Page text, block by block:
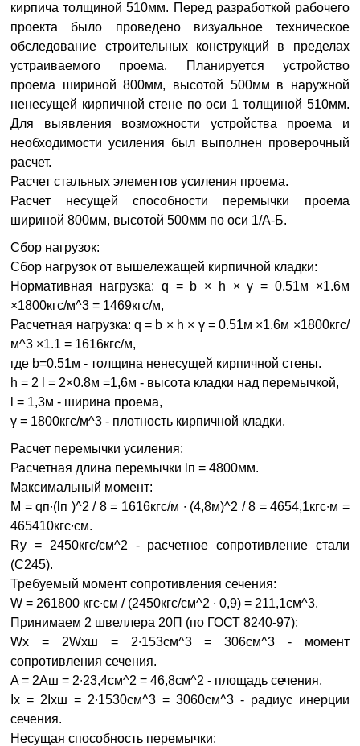
кирпича толщиной 510мм. Перед разработкой рабочего
проекта было проведено визуальное техническое
обследование строительных конструкций в пределах
устраиваемого проема. Планируется устройство
проема шириной 800мм, высотой 500мм в наружной
ненесущей кирпичной стене по оси 1 толщиной 510мм.
Для выявления возможности устройства проема и
необходимости усиления был выполнен проверочный
расчет.
Расчет стальных элементов усиления проема.
Расчет несущей способности перемычки проема
шириной 800мм, высотой 500мм по оси 1/А-Б.
Сбор нагрузок:
Сбор нагрузок от вышележащей кирпичной кладки:
Нормативная нагрузка: q = b × h × γ = 0.51м ×1.6м
×1800кгс/м^3 = 1469кгс/м,
Расчетная нагрузка: q = b × h × γ = 0.51м ×1.6м ×1800кгс/
м^3 ×1.1 = 1616кгс/м,
где b=0.51м - толщина ненесущей кирпичной стены.
h = 2 l = 2×0.8м =1,6м - высота кладки над перемычкой,
l = 1,3м - ширина проема,
γ = 1800кгс/м^3 - плотность кирпичной кладки.
Расчет перемычки усиления:
Расчетная длина перемычки lп = 4800мм.
Максимальный момент:
M = qп∙(lп )^2 / 8 = 1616кгс/м ∙ (4,8м)^2 / 8 = 4654,1кгс∙м =
465410кгс∙см.
Ry = 2450кгс/см^2 - расчетное сопротивление стали
(С245).
Требуемый момент сопротивления сечения:
W = 261800 кгс∙см / (2450кгс/см^2 ∙ 0,9) = 211,1см^3.
Принимаем 2 швеллера 20П (по ГОСТ 8240-97):
Wx = 2Wxш = 2∙153см^3 = 306см^3 - момент
сопротивления сечения.
A = 2Aш = 2∙23,4см^2 = 46,8см^2 - площадь сечения.
Ix = 2Ixш = 2∙1530см^3 = 3060см^3 - радиус инерции
сечения.
Несущая способность перемычки: